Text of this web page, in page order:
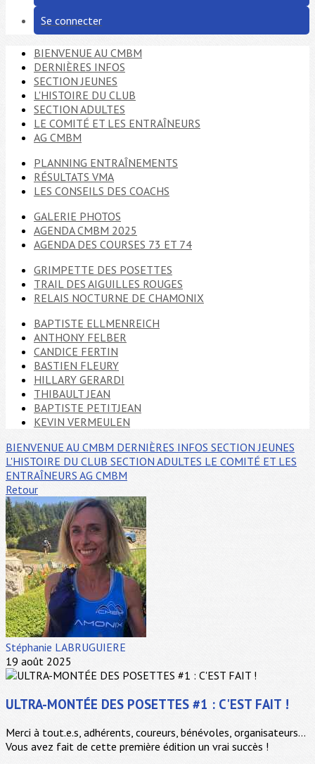
Se connecter
BIENVENUE AU CMBM
DERNIÈRES INFOS
SECTION JEUNES
L'HISTOIRE DU CLUB
SECTION ADULTES
LE COMITÉ ET LES ENTRAÎNEURS
AG CMBM
PLANNING ENTRAÎNEMENTS
RÉSULTATS VMA
LES CONSEILS DES COACHS
GALERIE PHOTOS
AGENDA CMBM 2025
AGENDA DES COURSES 73 ET 74
GRIMPETTE DES POSETTES
TRAIL DES AIGUILLES ROUGES
RELAIS NOCTURNE DE CHAMONIX
BAPTISTE ELLMENREICH
ANTHONY FELBER
CANDICE FERTIN
BASTIEN FLEURY
HILLARY GERARDI
THIBAULT JEAN
BAPTISTE PETITJEAN
KEVIN VERMEULEN
BIENVENUE AU CMBM DERNIÈRES INFOS SECTION JEUNES
L'HISTOIRE DU CLUB SECTION ADULTES LE COMITÉ ET LES
ENTRAÎNEURS AG CMBM
Retour
Stéphanie LABRUGUIERE
19 août 2025
ULTRA-MONTÉE DES POSETTES #1 : C'EST FAIT !
Merci à tout.e.s, adhérents, coureurs, bénévoles, organisateurs...
Vous avez fait de cette première édition un vrai succès !